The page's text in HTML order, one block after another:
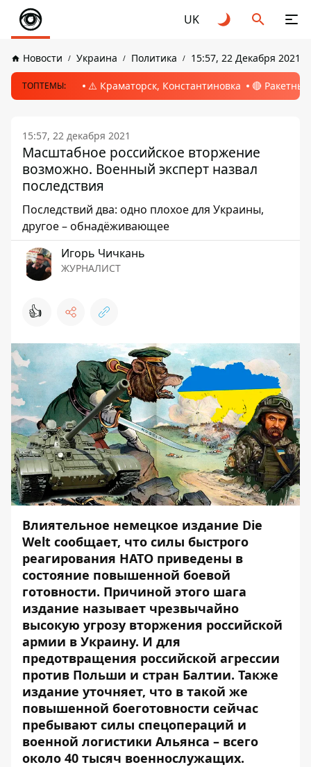
UK
Новости Украина Политика 15:57, 22 Декабря 2021
ТОПТЕМЫ: ⚠️ Краматорск, Константиновка 🔴
15:57, 22 декабря 2021
Масштабное российское вторжение
возможно. Военный эксперт назвал
последствия
Последствий два: одно плохое для Украины,
другое – обнадёживающее
Игорь Чичкань
ЖУРНАЛИСТ
👍
Влиятельное немецкое издание Die
Welt сообщает, что силы быстрого
реагирования НАТО приведены в
состояние повышенной боевой
готовности. Причиной этого шага
издание называет чрезвычайно
высокую угрозу вторжения российской
армии в Украину. И для
предотвращения российской агрессии
против Польши и стран Балтии. Также
издание уточняет, что в такой же
повышенной боеготовности сейчас
пребывают силы спецопераций и
военной логистики Альянса – всего
около 40 тысяч военнослужащих.